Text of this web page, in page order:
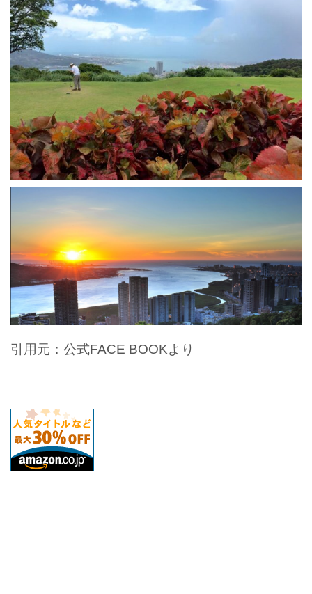
引用元：公式FACE BOOKより